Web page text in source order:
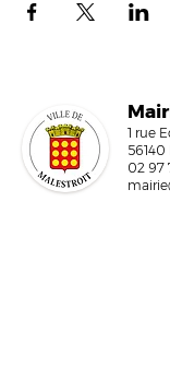
1 rue
02 97